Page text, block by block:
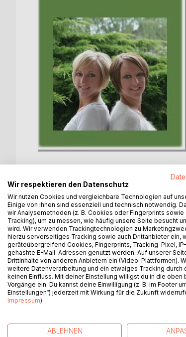
BESCHREIBUNG
Wer eineiige Zwillinge kennt, weiß:
eine Zwilling geradezu körperlich
Außenstehenden unglaublich scheint,
Werner Blattert fächert in seinem
Familie kam es häufig zu
eigenen Beobachtungen und
Band zwischen Zwillingen gibt.
Laufe des Lebens so stark verändern
Der Autor hat mit Zwillingen und
unterhaltsamen Anekdoten. Wer sich
vordringt, was uns alle formt: unsere
AUTOR/IN
Wir respektieren den Datenschutz
Wir nutzen Cookies und vergleichbare Technologien auf
Einige von ihnen sind essenziell und technisch notwendig.
wir Analysemethoden (z. B. Cookies oder Fingerprints
Tracking), um zu messen, wie häufig unsere Seite besucht
wird. Wir verwenden Trackingtechnologien zu
hierzu serverseitiges Tracking sowie auch Drittanbieter ein,
geräteübergreifend Cookies, Fingerprints, Tracking-Pixel,
gehashte E-Mail-Adressen genutzt werden. Auf unserer
Drittinhalte von anderen Anbietern ein (Video-Plattformen).
weitere Datenverarbeitung und ein etwaiges Tracking durch
keinen Einfluss. Mit deiner Einstellung willigst du in die oben
Vorgänge ein. Du kannst deine Einwilligung (z. B. im Footer
Einstellungen“) jederzeit mit Wirkung für die Zukunft
Impressum)
ABLEHNEN